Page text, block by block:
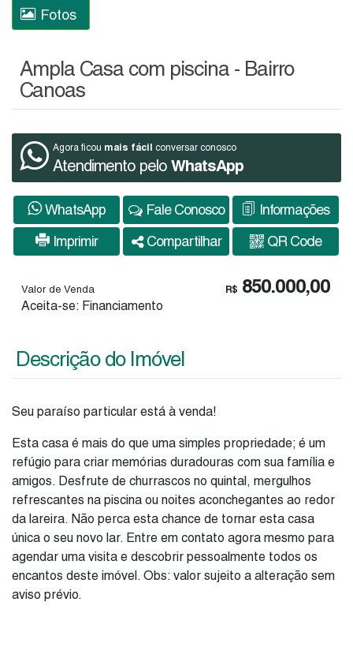
Fotos
Ampla Casa com piscina - Bairro
Canoas
Agora ficou mais fácil conversar conosco
Atendimento pelo WhatsApp
WhatsApp Fale Conosco
Informações
Imprimir
Compartilhar QR Code
R$ 850.000,00
Valor de Venda
Aceita-se: Financiamento
Descrição do Imóvel
Seu paraíso particular está à venda!
Esta casa é mais do que uma simples propriedade; é um
refúgio para criar memórias duradouras com sua família e
amigos. Desfrute de churrascos no quintal, mergulhos
refrescantes na piscina ou noites aconchegantes ao redor
da lareira. Não perca esta chance de tornar esta casa
única o seu novo lar. Entre em contato agora mesmo para
agendar uma visita e descobrir pessoalmente todos os
encantos deste imóvel. Obs: valor sujeito a alteração sem
aviso prévio.